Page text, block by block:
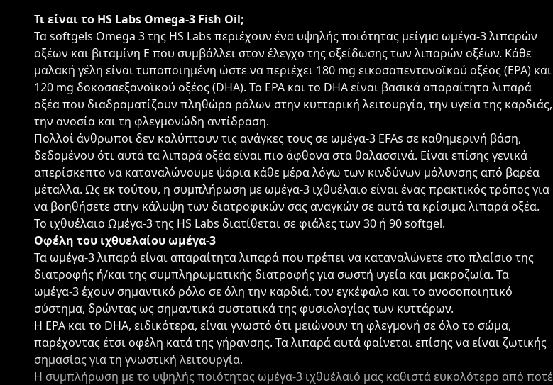
Τι είναι το HS Labs Omega-3 Fish Oil;
Τα softgels Omega 3 της HS Labs περιέχουν ένα υψηλής ποιότητας μείγμα ωμέγα-3 λιπαρών
οξέων και βιταμίνη Ε που συμβάλλει στον έλεγχο της οξείδωσης των λιπαρών οξέων. Κάθε
μαλακή γέλη είναι τυποποιημένη ώστε να περιέχει 180 mg εικοσαπεντανοϊκού οξέος (EPA) και
120 mg δοκοσαεξανοϊκού οξέος (DHA). Το EPA και το DHA είναι βασικά απαραίτητα λιπαρά
οξέα που διαδραματίζουν πληθώρα ρόλων στην κυτταρική λειτουργία, την υγεία της καρδιάς,
την ανοσία και τη φλεγμονώδη αντίδραση.
Πολλοί άνθρωποι δεν καλύπτουν τις ανάγκες τους σε ωμέγα-3 EFAs σε καθημερινή βάση,
δεδομένου ότι αυτά τα λιπαρά οξέα είναι πιο άφθονα στα θαλασσινά. Είναι επίσης γενικά
απερίσκεπτο να καταναλώνουμε ψάρια κάθε μέρα λόγω των κινδύνων μόλυνσης από βαρέα
μέταλλα. Ως εκ τούτου, η συμπλήρωση με ωμέγα-3 ιχθυέλαιο είναι ένας πρακτικός τρόπος για
να βοηθήσετε στην κάλυψη των διατροφικών σας αναγκών σε αυτά τα κρίσιμα λιπαρά οξέα.
Το ιχθυέλαιο Ωμέγα-3 της HS Labs διατίθεται σε φιάλες των 30 ή 90 softgel.
Οφέλη του ιχθυελαίου ωμέγα-3
Τα ωμέγα-3 λιπαρά είναι απαραίτητα λιπαρά που πρέπει να καταναλώνετε στο πλαίσιο της
διατροφής ή/και της συμπληρωματικής διατροφής για σωστή υγεία και μακροζωία. Τα
ωμέγα-3 έχουν σημαντικό ρόλο σε όλη την καρδιά, τον εγκέφαλο και το ανοσοποιητικό
σύστημα, δρώντας ως σημαντικά συστατικά της φυσιολογίας των κυττάρων.
Η EPA και το DHA, ειδικότερα, είναι γνωστό ότι μειώνουν τη φλεγμονή σε όλο το σώμα,
παρέχοντας έτσι οφέλη κατά της γήρανσης. Τα λιπαρά αυτά φαίνεται επίσης να είναι ζωτικής
σημασίας για τη γνωστική λειτουργία.
Η συμπλήρωση με το υψηλής ποιότητας ωμέγα-3 ιχθυέλαιό μας καθιστά ευκολότερο από ποτέ